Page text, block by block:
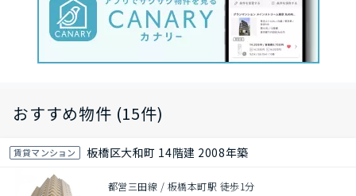
おすすめ物件 (15件)
賃貸マンション 板橋区大和町 14階建 2008年築
都営三田線 / 板橋本町駅 徒歩1分